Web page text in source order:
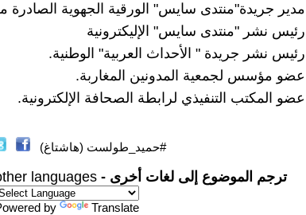
مدير جريدة"منتدى سايس" الورقية الجهوية
رئيس نشر "منتدى سايس" الإليكترونية
رئيس نشر جريدة " الأحداث العربية" الوطنية.
عضو مؤسس لجمعية المدونين المغاربة.
عضو المكتب التنفيذي لرابطة الصحافة الإلكترونية.
#حميد_طولست (هاشتاغ)
ترجم الموضوع إلى لغات أخرى - languages
by Translate